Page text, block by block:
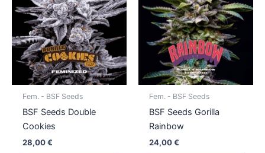
Fem. - BSF Seeds
BSF Seeds Double
Cookies
28,00€
on
useampi
muunnelma.
tehdä
valinnat
Fem. - BSF Seeds
BSF Seeds Gorilla
Rainbow
24,00€
on